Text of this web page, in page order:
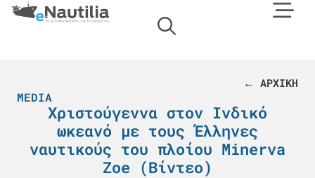
← ΑΡΧΙΚΗ
MEDIA
Χριστούγεννα στον Ινδικό
ωκεανό με τους Έλληνες
ναυτικούς του πλοίου Minerva
Zoe (Βίντεο)